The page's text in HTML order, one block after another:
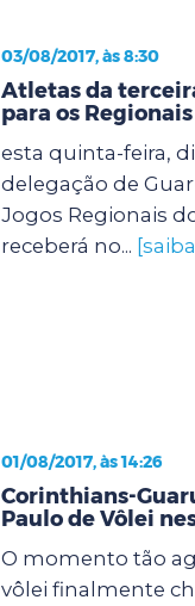
03/08/2017, às 8:30
Atletas da
para os Regionais
esta quinta-feira,
delegação de
Jogos Regionais
receberá no...
01/08/2017, às 14:26
Corinthians-
Paulo de Vôlei
O momento tão
vôlei finalmente